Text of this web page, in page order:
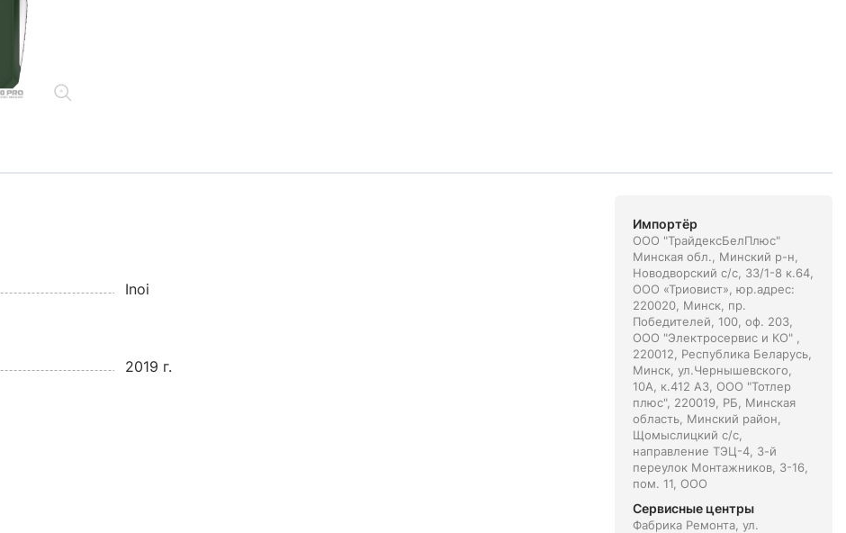
Inoi
2019 г.
Импортёр
ООО "ТрайдексБелПлюс"
Минская обл., Минский р-н,
Новодворский с/с, 33/1-8 к.64,
ООО «Триовист», юр.адрес:
220020, Минск, пр.
Победителей, 100, оф. 203,
ООО "Электросервис и КО" ,
220012, Республика Беларусь,
Минск, ул.Чернышевского,
10А, к.412 АЗ, ООО "Тотлер
плюс", 220019, РБ, Минская
область, Минский район,
Щомыслицкий с/с,
направление ТЭЦ-4, 3-й
переулок Монтажников, 3-16,
пом. 11, ООО
Сервисные центры
Фабрика Ремонта, ул.